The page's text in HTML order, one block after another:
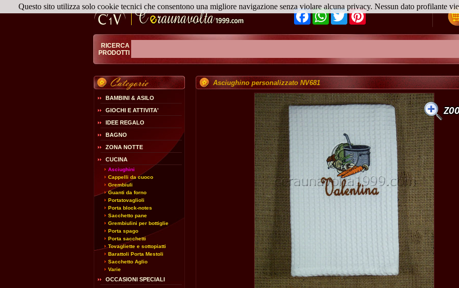
FacebookWhatsApp
TwitterPinterest
RICERCA
PRODOTTI
BAMBINI & ASILO
GIOCHI E ATTIVITA'
IDEE REGALO
BAGNO
ZONA NOTTE
CUCINA
Asciughini
Cappelli da cuoco
Grembiuli
Guanti da forno
Portatovaglioli
Porta block-notes
Sacchetto pane
Grembiulini per bottiglie
Porta spago
Porta sacchetti
Tovagliette e sottopiatti
Barattoli Porta Mestoli
Sacchetto Aglio
Varie
OCCASIONI SPECIALI
Asciughino personalizzato NV681
Questo sito utilizza solo cookie tecnici che consentono una migliore navigazione senza violare alcuna privacy. Nessun dato profilante